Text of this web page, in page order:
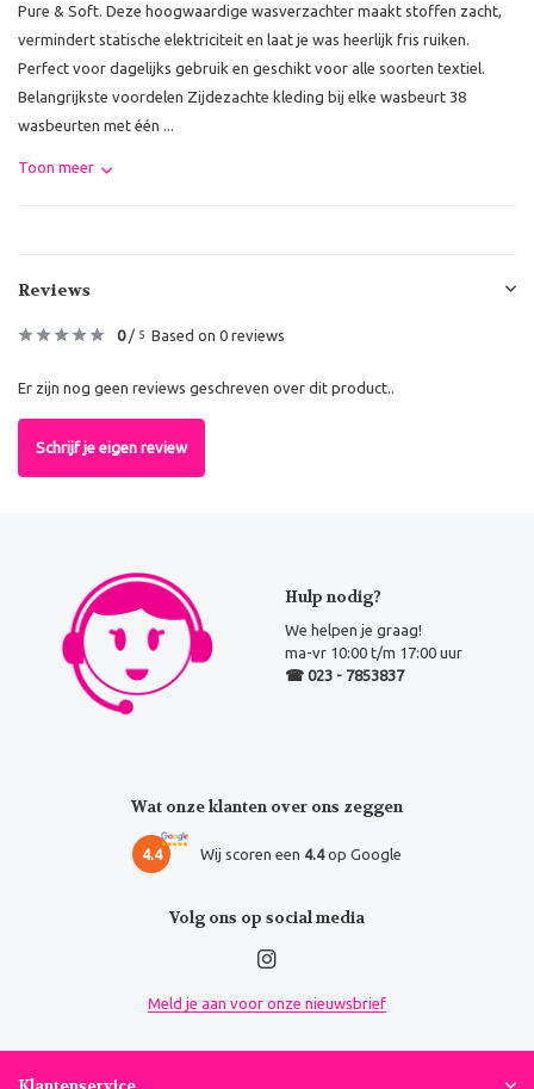
Pure & Soft. Deze hoogwaardige wasverzachter maakt stoffen zacht,
vermindert statische elektriciteit en laat je was heerlijk fris ruiken.
Perfect voor dagelijks gebruik en geschikt voor alle soorten textiel.
Belangrijkste voordelen Zijdezachte kleding bij elke wasbeurt 38
wasbeurten met één ...
Toon meer
Reviews
0/ 5 Based on 0 reviews
Er zijn nog geen reviews geschreven over dit product..
Schrijf je eigen review
Hulp nodig?
We helpen je graag!
ma-vr 10:00 t/m 17:00 uur
☎ 023 - 7853837
Wat onze klanten over ons zeggen
4.4 Wij scoren een 4.4op Google
Volg ons op social media
Meld je aan voor onze nieuwsbrief